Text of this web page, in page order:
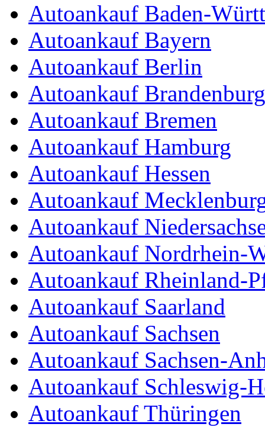
Autoankauf Baden-
Autoankauf Bayern
Autoankauf Berlin
Autoankauf Brandenburg
Autoankauf Bremen
Autoankauf Hamburg
Autoankauf Hessen
Autoankauf
Autoankauf
Autoankauf Nordrhein-
Autoankauf Rheinland-
Autoankauf Saarland
Autoankauf Sachsen
Autoankauf Sachsen-
Autoankauf Schleswig-
Autoankauf Thüringen